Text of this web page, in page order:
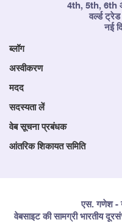
4th, 5th, 6th
वर्ल्ड
नई
ब्लॉग
अस्वीकरण
मदद
सदस्यता लें
वेब सूचना प्रबंधक
आंतरिक शिकायत समिति
एस. गणेश -
वेबसाइट की सामग्री भारतीय